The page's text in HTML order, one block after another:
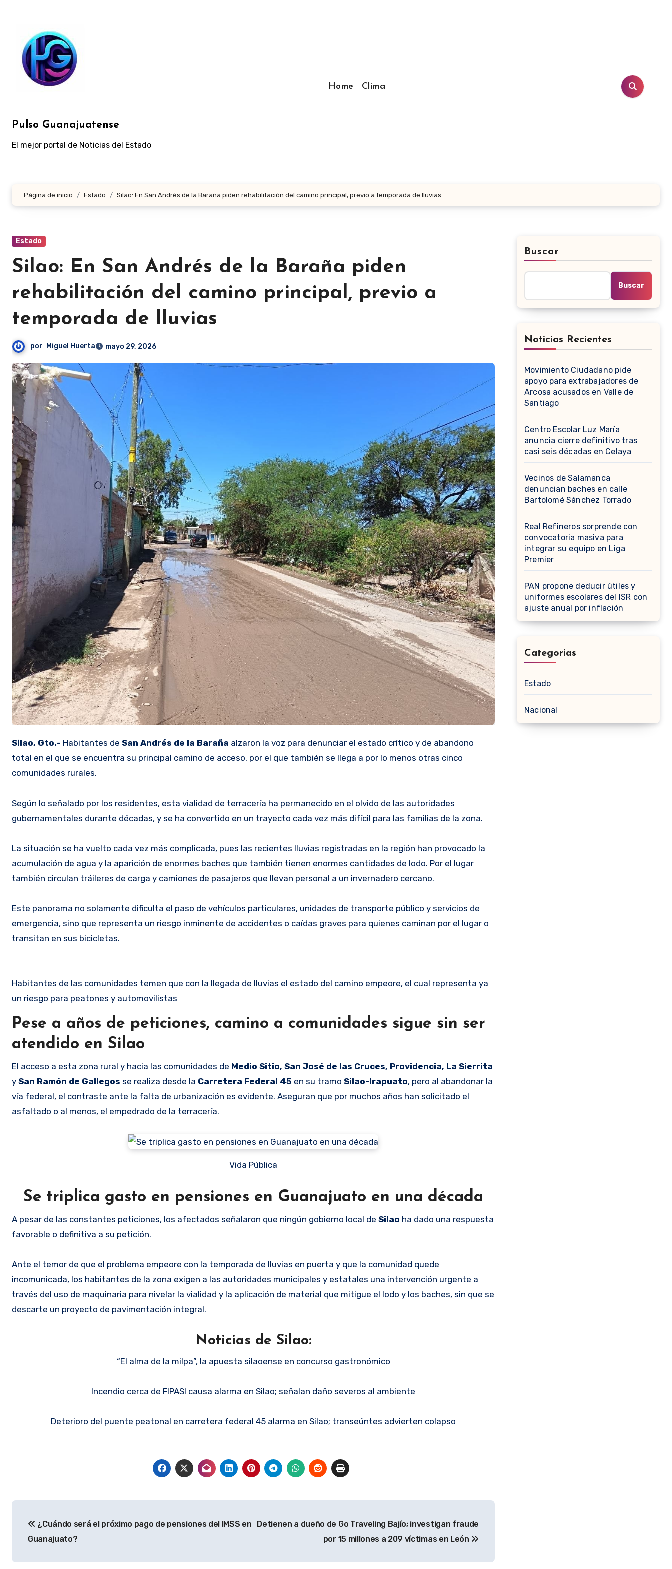
contenido
Pulso Guanajuatense
El mejor portal de Noticias del Estado
Home Clima
Página de inicio Estado Silao: En San Andrés de la Baraña piden rehabilitación del camino principal, previo a temporada de lluvias
Estado
Silao: En San Andrés de la Baraña piden
rehabilitación del camino principal, previo a
temporada de lluvias
por Miguel Huerta mayo 29, 2026
Silao, Gto.- Habitantes de San Andrés de la Baraña alzaron la voz para denunciar el estado crítico y de abandono
total en el que se encuentra su principal camino de acceso, por el que también se llega a por lo menos otras cinco
comunidades rurales.
Según lo señalado por los residentes, esta vialidad de terracería ha permanecido en el olvido de las autoridades
gubernamentales durante décadas, y se ha convertido en un trayecto cada vez más difícil para las familias de la zona.
La situación se ha vuelto cada vez más complicada, pues las recientes lluvias registradas en la región han provocado la
acumulación de agua y la aparición de enormes baches que también tienen enormes cantidades de lodo. Por el lugar
también circulan tráileres de carga y camiones de pasajeros que llevan personal a un invernadero cercano.
Este panorama no solamente dificulta el paso de vehículos particulares, unidades de transporte público y servicios de
emergencia, sino que representa un riesgo inminente de accidentes o caídas graves para quienes caminan por el lugar o
transitan en sus bicicletas.
Habitantes de las comunidades temen que con la llegada de lluvias el estado del camino empeore, el cual representa ya
un riesgo para peatones y automovilistas
Pese a años de peticiones, camino a comunidades sigue sin ser
atendido en Silao
El acceso a esta zona rural y hacia las comunidades de Medio Sitio, San José de las Cruces, Providencia, La Sierrita
y San Ramón de Gallegos se realiza desde la Carretera Federal 45 en su tramo Silao-Irapuato, pero al abandonar la
vía federal, el contraste ante la falta de urbanización es evidente. Aseguran que por muchos años han solicitado el
asfaltado o al menos, el empedrado de la terracería.
Vida Pública
Se triplica gasto en pensiones en Guanajuato en una década
A pesar de las constantes peticiones, los afectados señalaron que ningún gobierno local de Silao ha dado una respuesta
favorable o definitiva a su petición.
Ante el temor de que el problema empeore con la temporada de lluvias en puerta y que la comunidad quede
incomunicada, los habitantes de la zona exigen a las autoridades municipales y estatales una intervención urgente a
través del uso de maquinaria para nivelar la vialidad y la aplicación de material que mitigue el lodo y los baches, sin que se
descarte un proyecto de pavimentación integral.
Noticias de Silao:
“El alma de la milpa”, la apuesta silaoense en concurso gastronómico
Incendio cerca de FIPASI causa alarma en Silao; señalan daño severos al ambiente
Deterioro del puente peatonal en carretera federal 45 alarma en Silao; transeúntes advierten colapso
de
¿Cuándo será el próximo pago de pensiones del IMSS en
Guanajuato?
Detienen a dueño de Go Traveling Bajío; investigan fraude
por 15 millones a 209 víctimas en León
Buscar
Buscar
Noticias Recientes
Movimiento Ciudadano pide
apoyo para extrabajadores de
Arcosa acusados en Valle de
Santiago
Centro Escolar Luz María
anuncia cierre definitivo tras
casi seis décadas en Celaya
Vecinos de Salamanca
denuncian baches en calle
Bartolomé Sánchez Torrado
Real Refineros sorprende con
convocatoria masiva para
integrar su equipo en Liga
Premier
PAN propone deducir útiles y
uniformes escolares del ISR con
ajuste anual por inflación
Categorias
Estado
Nacional